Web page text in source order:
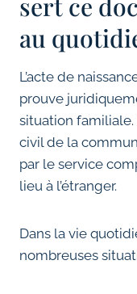
sert ce
au
L’acte de
prouve
situation familiale.
civil de la
par le service
lieu à l’étranger.
Dans la vie
nombreuses